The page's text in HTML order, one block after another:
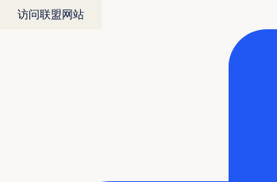
访问联盟网站